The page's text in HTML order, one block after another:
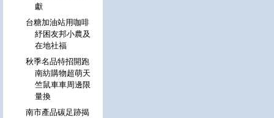
獻
台糖加油站用咖啡
紓困友邦小農及
在地社福
秋季名品特招開跑
南紡購物超萌天
竺鼠車車周邊限
量換
南市產品碳足跡揭